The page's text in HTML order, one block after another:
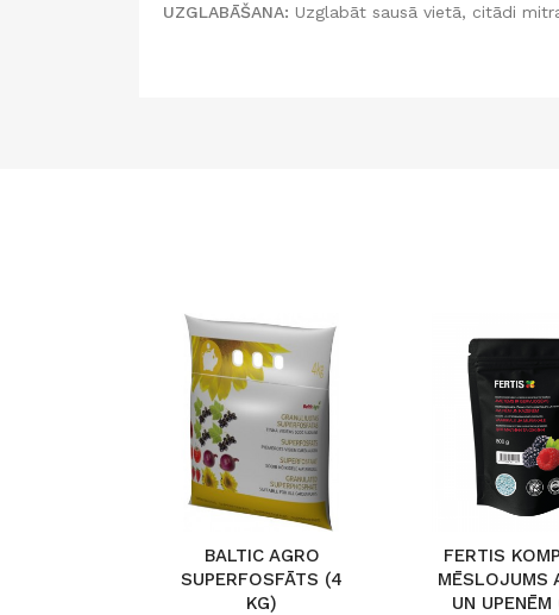
UZGLABĀŠANA: Uzglabāt sausā vietā, citādi
BALTIC AGRO
SUPERFOSFĀTS (4
KG)
FERTIS
MĒSLOJUMS
UN